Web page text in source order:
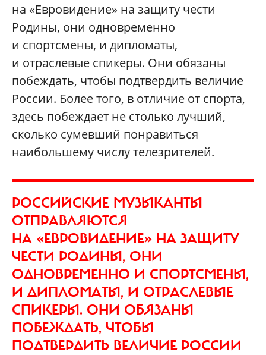
на «Евровидение» на защиту чести
Родины, они одновременно
и спортсмены, и дипломаты,
и отраслевые спикеры. Они обязаны
побеждать, чтобы подтвердить величие
России. Более того, в отличие от спорта,
здесь побеждает не столько лучший,
сколько сумевший понравиться
наибольшему числу телезрителей.
РОССИЙСКИЕ МУЗЫКАНТЫ
ОТПРАВЛЯЮТСЯ
НА «ЕВРОВИДЕНИЕ» НА ЗАЩИТУ
ЧЕСТИ РОДИНЫ, ОНИ
ОДНОВРЕМЕННО И СПОРТСМЕНЫ,
И ДИПЛОМАТЫ, И ОТРАСЛЕВЫЕ
СПИКЕРЫ. ОНИ ОБЯЗАНЫ
ПОБЕЖДАТЬ, ЧТОБЫ
ПОДТВЕРДИТЬ ВЕЛИЧИЕ РОССИИ